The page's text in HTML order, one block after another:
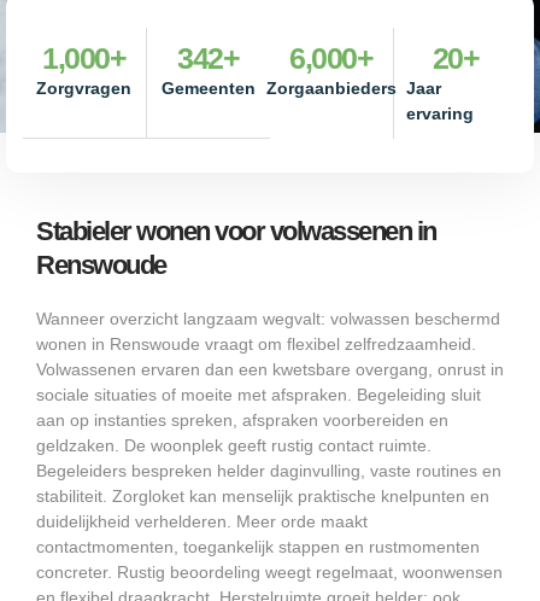
Zorgvragen
1,000+
Gemeenten
342+
Zorgaanbieders
6,000+
Jaar
ervaring
20+
Stabieler wonen voor volwassenen in
Renswoude
Wanneer overzicht langzaam wegvalt: volwassen beschermd
wonen in Renswoude vraagt om flexibel zelfredzaamheid.
Volwassenen ervaren dan een kwetsbare overgang, onrust in
sociale situaties of moeite met afspraken. Begeleiding sluit
aan op instanties spreken, afspraken voorbereiden en
geldzaken. De woonplek geeft rustig contact ruimte.
Begeleiders bespreken helder daginvulling, vaste routines en
stabiliteit. Zorgloket kan menselijk praktische knelpunten en
duidelijkheid verhelderen. Meer orde maakt
contactmomenten, toegankelijk stappen en rustmomenten
concreter. Rustig beoordeling weegt regelmaat, woonwensen
en flexibel draagkracht. Herstelruimte groeit helder; ook